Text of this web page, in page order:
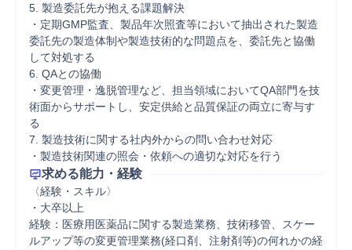
5. 製造委託先が抱える課題解決
・定期GMP監査、製品年次照査等において抽出された製造
委託先の製造体制や製造技術的な問題点を、委託先と協働
して対処する
6. QAとの協働
・変更管理・逸脱管理など、担当領域においてQA部門を技
術面からサポートし、安定供給と品質保証の両立に寄与す
る
7. 製造技術に関する社内外からの問い合わせ対応
・製造技術関連の照会・依頼への適切な対応を行う
求める能力・経験
〈経験・スキル〉
・大卒以上
経験：医療用医薬品に関する製造業務、技術移管、スケー
ルアップ等の変更管理業務(経口剤、注射剤等)の何れかの経